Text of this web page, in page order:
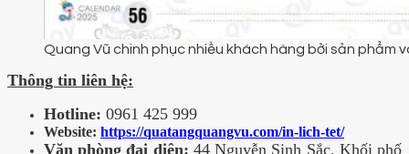
Quang Vũ chinh phục nhiều khách hàng bởi sản phẩm
Thông tin liên hệ:
Hotline: 0961 425 999
Website: https://quatangquangvu.com/in-lich-tet/
Văn phòng đại diện: 44 Nguyễn Sinh Sắc, Khối phố